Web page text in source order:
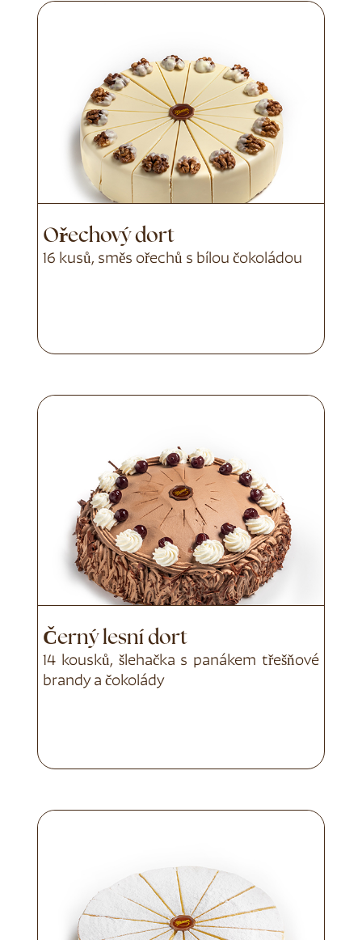
Ořechový dort
16 kusů, směs ořechů s bílou čokoládou
Černý lesní dort
14 kousků, šlehačka s panákem třešňové
brandy a čokolády